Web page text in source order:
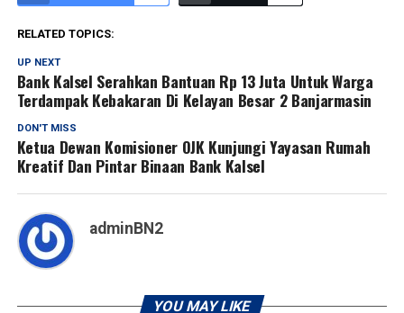
RELATED TOPICS:
UP NEXT
Bank Kalsel Serahkan Bantuan Rp 13 Juta Untuk Warga
Terdampak Kebakaran Di Kelayan Besar 2 Banjarmasin
DON'T MISS
Ketua Dewan Komisioner OJK Kunjungi Yayasan Rumah
Kreatif Dan Pintar Binaan Bank Kalsel
adminBN2
YOU MAY LIKE